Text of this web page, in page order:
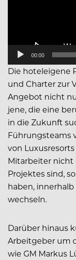
00:00
Die hoteleigene
und Charter zur
Angebot nicht
jene, die eine
in die Zukunft
Führungsteams
von
Mitarbeiter nicht
Projektes sind,
haben,
wechseln.
Darüber hinaus
Arbeitgeber um
wie GM Markus